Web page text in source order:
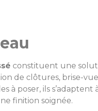
constituent une
de clôtures, brise-
à poser, ils s’adaptent
finition soignée.